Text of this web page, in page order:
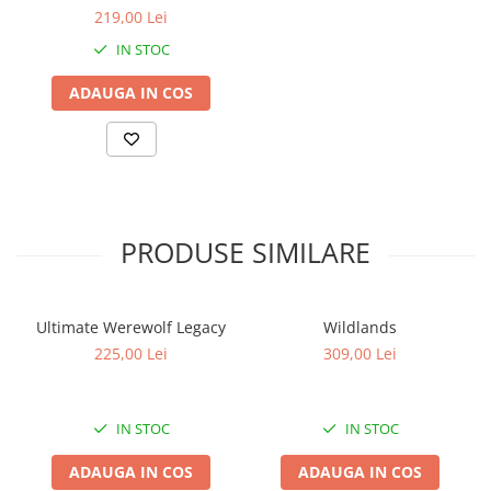
219,00 Lei
IN STOC
ADAUGA IN COS
PRODUSE SIMILARE
Ultimate Werewolf Legacy
225,00 Lei
IN STOC
ADAUGA IN COS
Wildlands
309,00 Lei
IN STOC
ADAUGA IN COS